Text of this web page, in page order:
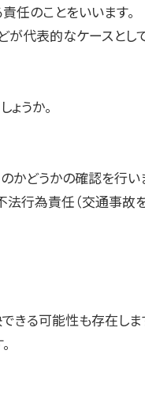
のことをいいます。
代表的なケースとし
うか。
どうかの確認を行いま
行為責任（交通事故
きる可能性も存在しま